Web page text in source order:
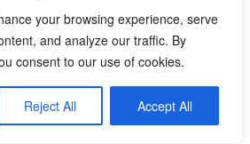
your browsing experience, serve
and analyze our traffic. By
consent to our use of cookies.
Reject All Accept All
комка слизи в горле.
Сухость задней стенки глотки.
кислый вкус. Неприятное
привкус или вкус крови во